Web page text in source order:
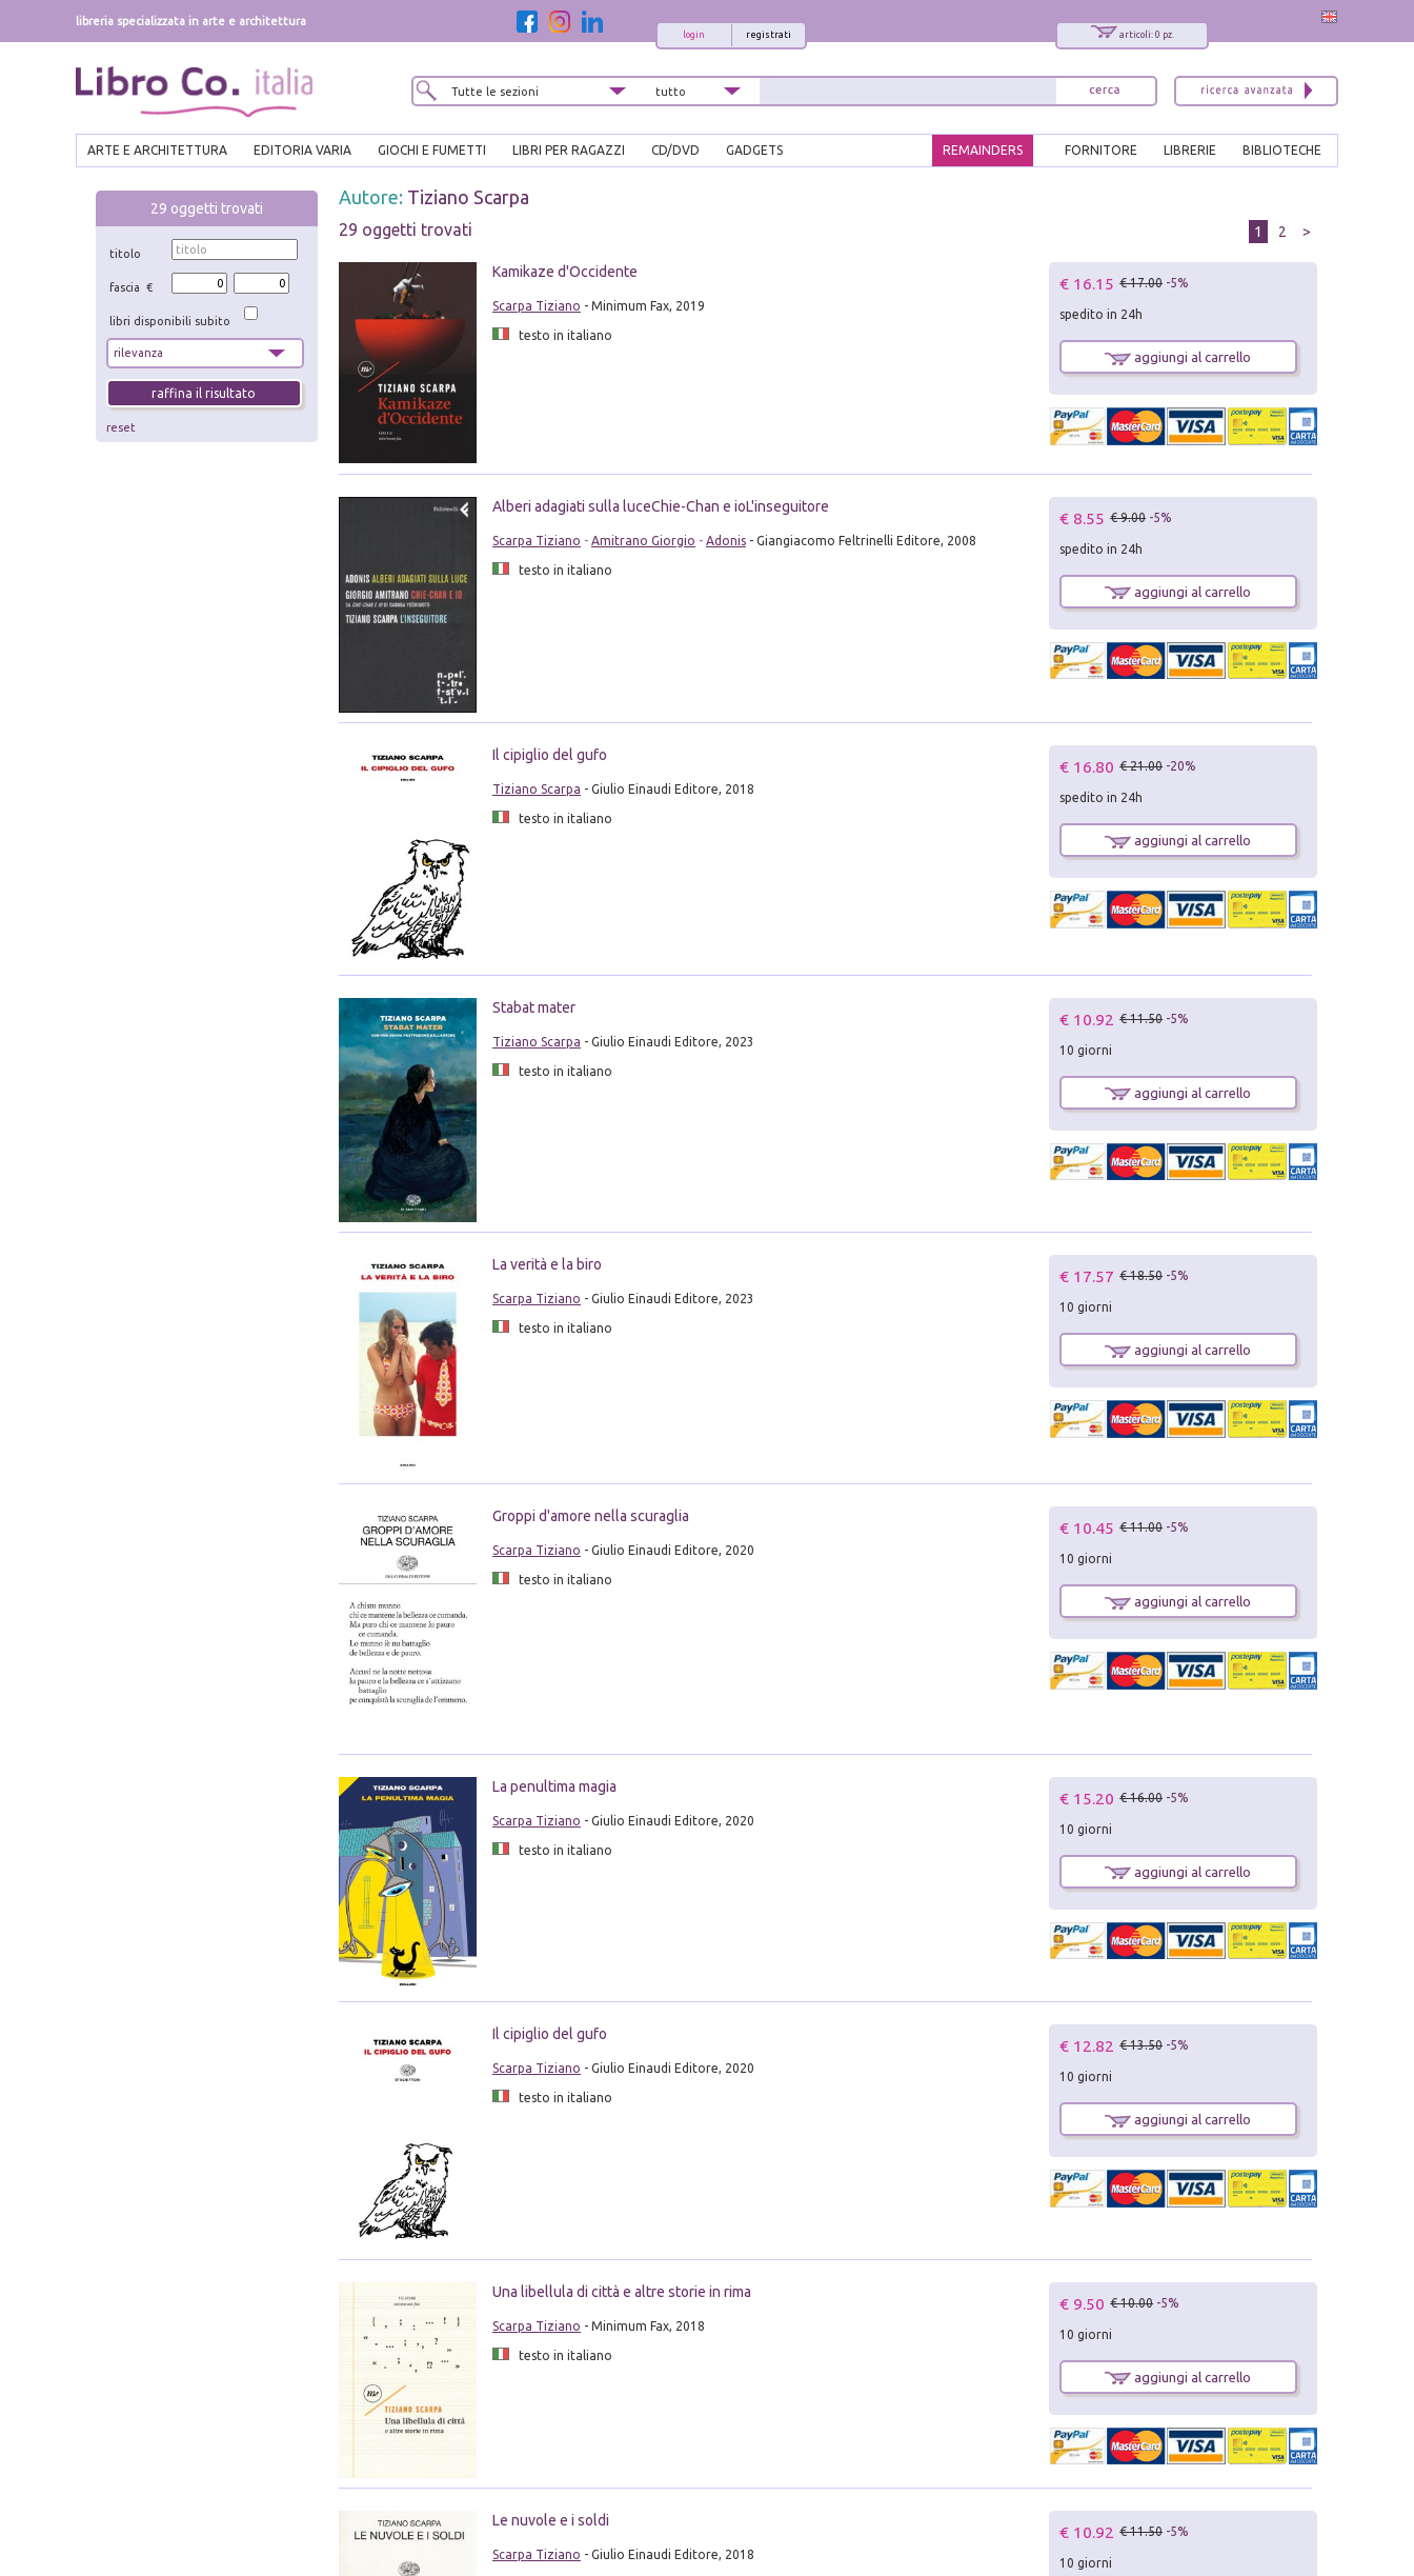
libreria specializzata in arte e architettura
articoli: 0 pz.
registrati
login
ARTE E ARCHITETTURA EDITORIA VARIA GIOCHI E FUMETTI LIBRI PER RAGAZZI CD/DVD GADGETS BIBLIOTECHE
LIBRERIE
FORNITORE
REMAINDERS
29 oggetti trovati
titolo
fascia €
libri disponibili subito
reset
Autore: Tiziano Scarpa
29 oggetti trovati 1 2 >
Kamikaze d'Occidente
Scarpa Tiziano - Minimum Fax, 2019
testo in italiano
€ 16.15 € 17.00 -5%
spedito in 24h
aggiungi al carrello
Alberi adagiati sulla luce­Chie-Chan e io­L'inseguitore
Scarpa Tiziano - Amitrano Giorgio - Adonis- Giangiacomo Feltrinelli Editore, 2008
testo in italiano
€ 8.55 € 9.00 -5%
spedito in 24h
aggiungi al carrello
Il cipiglio del gufo
Tiziano Scarpa - Giulio Einaudi Editore, 2018
testo in italiano
€ 16.80 € 21.00 -20%
spedito in 24h
aggiungi al carrello
Stabat mater
Tiziano Scarpa - Giulio Einaudi Editore, 2023
testo in italiano
€ 10.92 € 11.50 -5%
10 giorni
aggiungi al carrello
La verità e la biro
Scarpa Tiziano - Giulio Einaudi Editore, 2023
testo in italiano
€ 17.57 € 18.50 -5%
10 giorni
aggiungi al carrello
Groppi d'amore nella scuraglia
Scarpa Tiziano - Giulio Einaudi Editore, 2020
testo in italiano
€ 10.45 € 11.00 -5%
10 giorni
aggiungi al carrello
La penultima magia
Scarpa Tiziano - Giulio Einaudi Editore, 2020
testo in italiano
€ 15.20 € 16.00 -5%
10 giorni
aggiungi al carrello
Il cipiglio del gufo
Scarpa Tiziano - Giulio Einaudi Editore, 2020
testo in italiano
€ 12.82 € 13.50 -5%
10 giorni
aggiungi al carrello
Una libellula di città e altre storie in rima
Scarpa Tiziano - Minimum Fax, 2018
testo in italiano
€ 9.50 € 10.00 -5%
10 giorni
aggiungi al carrello
Le nuvole e i soldi
Scarpa Tiziano - Giulio Einaudi Editore, 2018
€ 10.92 € 11.50 -5%
10 giorni